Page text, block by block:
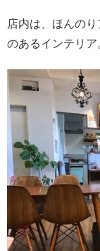
店内は、ほんの
のあるインテリア